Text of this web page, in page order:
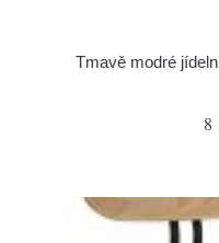
Tmavě modré
8